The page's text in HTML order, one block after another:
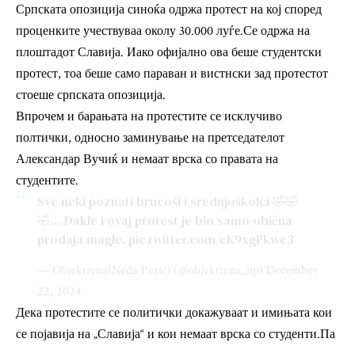
Српската опозиција синоќа одржа протест на кој според
проценките учествуваа околу 30.000 луѓе.Се одржа на
плоштадот Славија. Иако офијално ова беше студентски
протест, тоа беше само параван и вистнски зад протестот
стоеше српската опозиција.
Впрочем и барањата на протестите се исклучиво
полтички, односно заминување на претседателот
Александар Вучиќ и немаат врска со правата на
студентите.
Sve neki poznati brucoši i srednjoškolci 🤣🤣
🤣… Dakle i ovaj protest je bio samo obična
prodaja magle. pic.twitter.com/cK9xgPkwc3
— Objektivna(Neda Perić) (@objektivna_np) December
22, 2024
Дека протестите се политички докажуваат и имињата кои
се појавија на „Славија“ и кои немаат врска со студенти.Па